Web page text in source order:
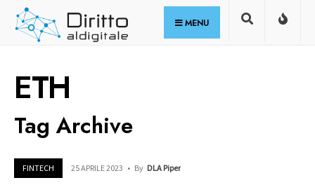
Skip
MENU
ETH
Tag Archive
FINTECH 25 APRILE 2023 • By DLA Piper